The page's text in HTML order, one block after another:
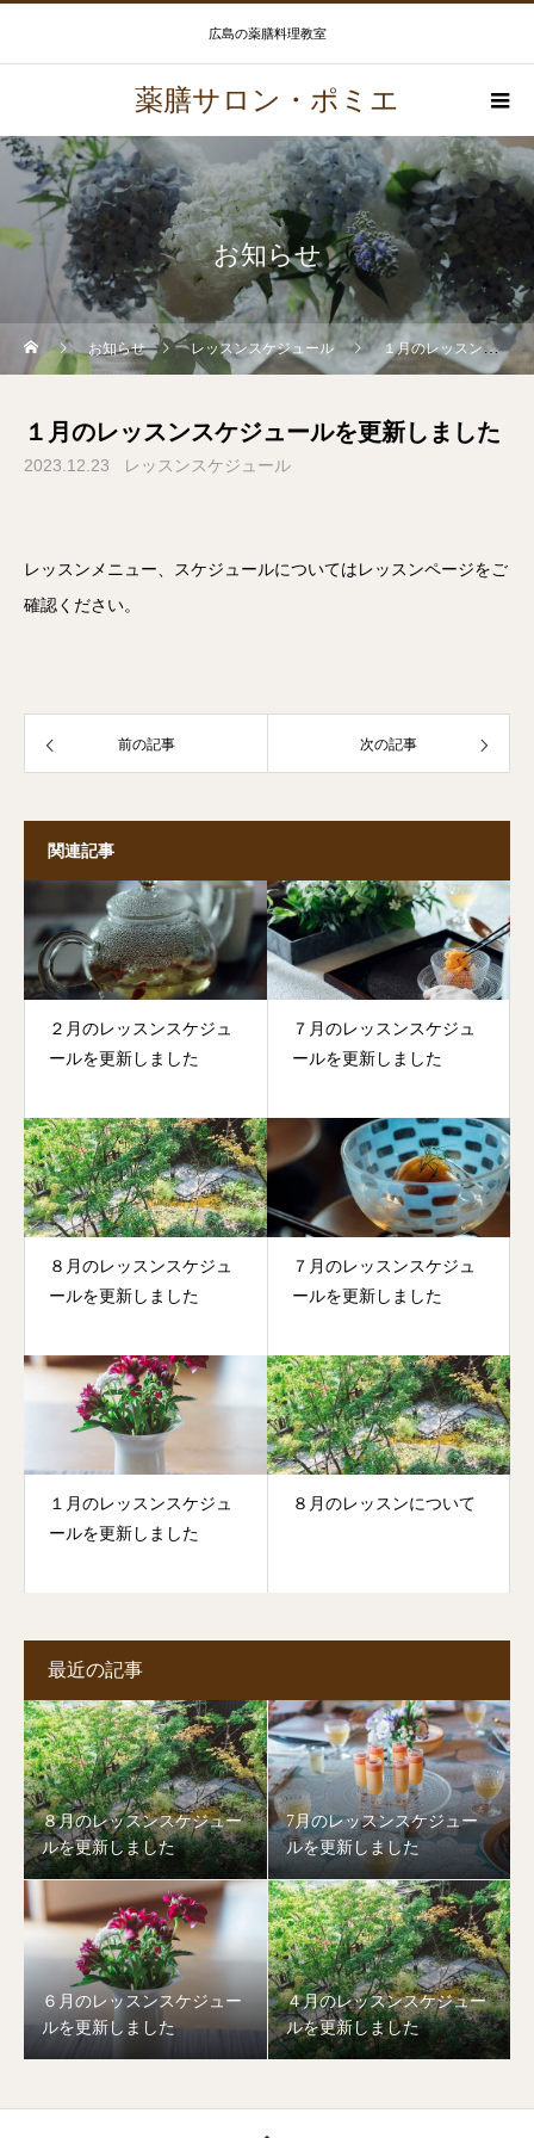
広島の薬膳料理教室
薬膳サロン・ポミエ
お知らせ
お知らせ レッスンスケジュール １月のレッスンスケジュールを更新しました
１月のレッスンスケジュールを更新しました
2023.12.23 レッスンスケジュール
レッスンメニュー、スケジュールについてはレッスンページをご
確認ください。
前の記事 次の記事
関連記事
２月のレッスンスケジュ
ールを更新しました
７月のレッスンスケジュ
ールを更新しました
８月のレッスンスケジュ
ールを更新しました
７月のレッスンスケジュ
ールを更新しました
１月のレッスンスケジュ
ールを更新しました
８月のレッスンについて
最近の記事
８月のレッスンスケジュー
ルを更新しました
7月のレッスンスケジュー
ルを更新しました
６月のレッスンスケジュー
ルを更新しました
４月のレッスンスケジュー
ルを更新しました